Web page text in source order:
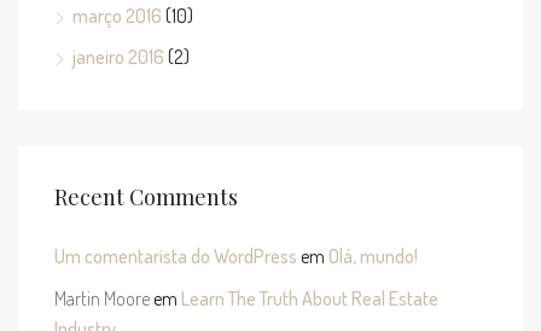
março 2016 (10)
janeiro 2016 (2)
Recent Comments
Um comentarista do WordPress em Olá, mundo!
Martin Mooreem Learn The Truth About Real Estate